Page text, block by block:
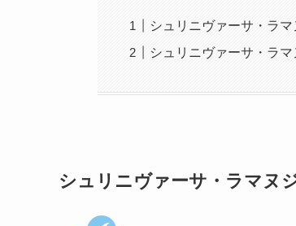
シュリニヴァーサ・ラ
シュリニヴァーサ・ラ
シュリニヴァーサ・ラマヌ